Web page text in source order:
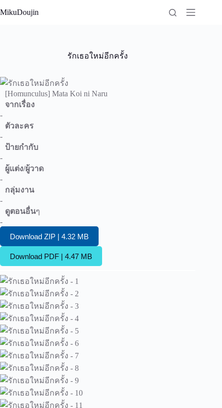
to
MikuDoujin
รักเธอใหม่อีกครั้ง
[Homunculus] Mata Koi ni Naru
จากเรื่อง
-
ตัวละคร
-
ป้ายกำกับ
-
ผู้แต่ง/ผู้วาด
-
กลุ่มงาน
-
ดูตอนอื่นๆ
-
Download ZIP | 4.32 MB
Download PDF | 4.47 MB